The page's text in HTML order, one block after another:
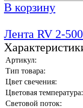
В корзину
Лента RV 2-
Артикул:
Тип товара:
Цвет свечения:
Цветовая температура:
Световой поток: